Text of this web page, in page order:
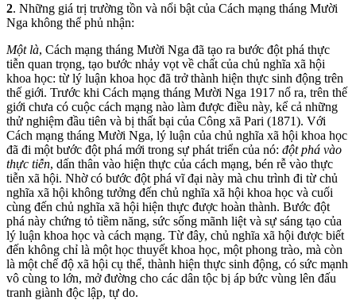
2. Những giá trị trường tồn và nổi bật của Cách mạng tháng Mười
Nga không thể phủ nhận:
Một là, Cách mạng tháng Mười Nga đã tạo ra bước đột phá thực
tiễn quan trọng, tạo bước nhảy vọt về chất của chủ nghĩa xã hội
khoa học: từ lý luận khoa học đã trở thành hiện thực sinh động trên
thế giới. Trước khi Cách mạng tháng Mười Nga 1917 nổ ra, trên thế
giới chưa có cuộc cách mạng nào làm được điều này, kể cả những
thử nghiệm đầu tiên và bị thất bại của Công xã Pari (1871). Với
Cách mạng tháng Mười Nga, lý luận của chủ nghĩa xã hội khoa học
đã đi một bước đột phá mới trong sự phát triển của nó: đột phá vào
thực tiễn, dấn thân vào hiện thực của cách mạng, bén rễ vào thực
tiễn xã hội. Nhờ có bước đột phá vĩ đại này mà chu trình đi từ chủ
nghĩa xã hội không tưởng đến chủ nghĩa xã hội khoa học và cuối
cùng đến chủ nghĩa xã hội hiện thực được hoàn thành. Bước đột
phá này chứng tỏ tiềm năng, sức sống mãnh liệt và sự sáng tạo của
lý luận khoa học và cách mạng. Từ đây, chủ nghĩa xã hội được biết
đến không chỉ là một học thuyết khoa học, một phong trào, mà còn
là một chế độ xã hội cụ thể, thành hiện thực sinh động, có sức mạnh
vô cùng to lớn, mở đường cho các dân tộc bị áp bức vùng lên đấu
tranh giành độc lập, tự do.